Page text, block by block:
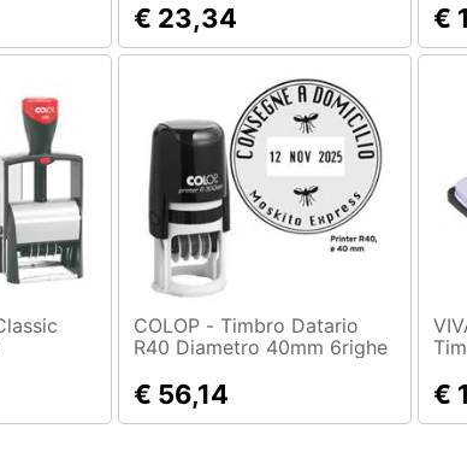
€ 23,34 €
COLOP - Timbro Datario
R40 Diametro 40mm 6righe
Personalizzabile
€ 56,14
VIVA -
€